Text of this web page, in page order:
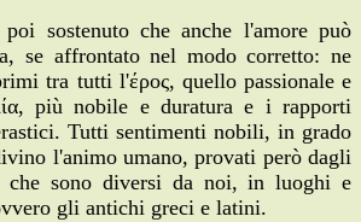
sostenuto che anche l'amore può
se affrontato nel modo corretto: ne
tra tutti l'έρος, quello passionale e
più nobile e duratura e i rapporti
Tutti sentimenti nobili, in grado
l'animo umano, provati però dagli
sono diversi da noi, in luoghi e
gli antichi greci e latini.